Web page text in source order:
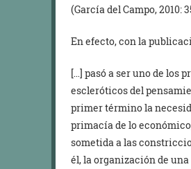
(García del Campo, 2010:
En efecto, con la
[…] pasó a ser uno de los
escleróticos del
primer término la
primacía de lo
sometida a las
él, la organización de